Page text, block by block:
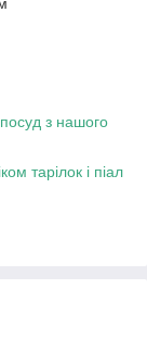
посуд з нашого
тарілок і піал